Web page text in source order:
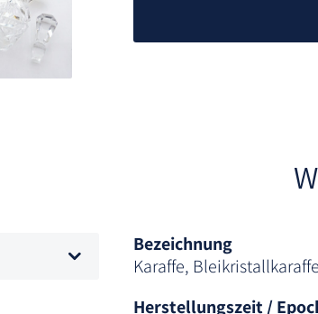
Bezeichnung
Karaffe, Bleikristallkaraffe
Herstellungszeit /